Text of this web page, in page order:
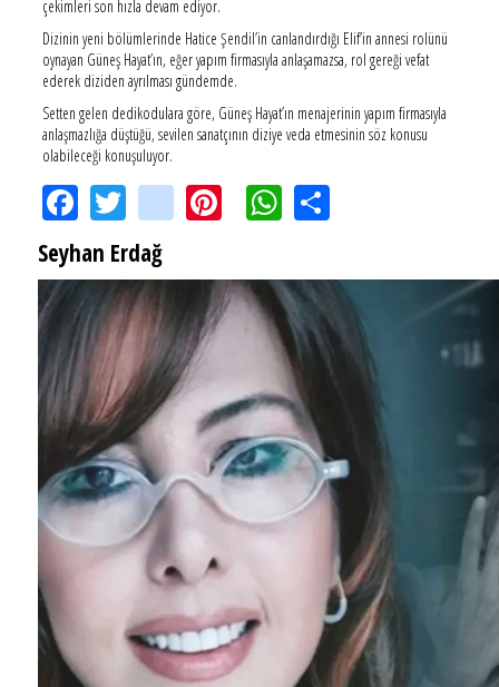
çekimleri son hızla devam ediyor.
Dizinin yeni bölümlerinde Hatice Şendil’in canlandırdığı Elif’in annesi rolünü
oynayan Güneş Hayat’ın, eğer yapım firmasıyla anlaşamazsa, rol gereği vefat
ederek diziden ayrılması gündemde.
Setten gelen dedikodulara göre, Güneş Hayat’ın menajerinin yapım firmasıyla
anlaşmazlığa düştüğü, sevilen sanatçının diziye veda etmesinin söz konusu
olabileceği konuşuluyor.
FacebookTwitterinstagramPinterestWhatsApp
Seyhan Erdağ
SEYHAN ERDAĞ YAZDI: Peki Mehmet Ali Erbil bu evliliği neden yaptı?